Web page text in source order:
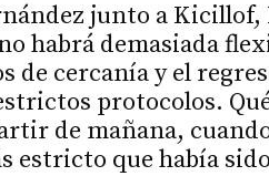
junto a
habrá demasiada
de cercanía y el
protocolos.
de mañana,
estricto que había